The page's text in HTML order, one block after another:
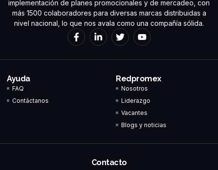
implementación de planes promocionales y de mercadeo, con
más 1500 colaboradores para diversas marcas distribuidas a
nivel nacional, lo que nos avala como una compañía sólida.
Ayuda
FAQ
Contáctanos
Redpromex
Nosotros
Liderazgo
Vacantes
Blogs y noticias
Contacto